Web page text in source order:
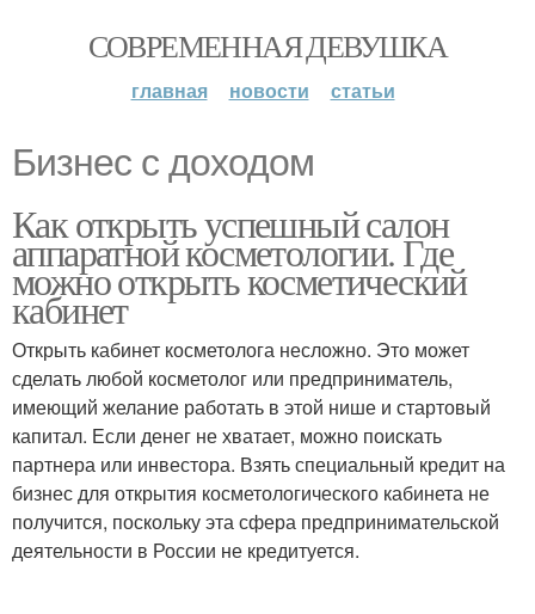
СОВРЕМЕННАЯ ДЕВУШКА
главная новости статьи
Бизнес с доходом
Как открыть успешный салон
аппаратной косметологии. Где
можно открыть косметический
кабинет
Открыть кабинет косметолога несложно. Это может
сделать любой косметолог или предприниматель,
имеющий желание работать в этой нише и стартовый
капитал. Если денег не хватает, можно поискать
партнера или инвестора. Взять специальный кредит на
бизнес для открытия косметологического кабинета не
получится, поскольку эта сфера предпринимательской
деятельности в России не кредитуется.